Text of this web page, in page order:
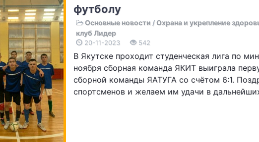
футболу
Основные новости / Охрана и укрепление
клуб Лидер
20-11-2023 542
В Якутске проходит студенческая лига по
ноября сборная команда ЯКИТ выиграла
сборной команды ЯАТУГА со счётом 6:1.
спортсменов и желаем им удачи в